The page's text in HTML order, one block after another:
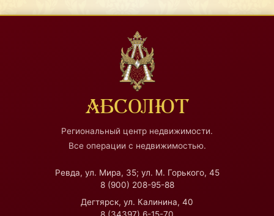
АБСОЛЮТ
Региональный центр недвижимости.
Все операции с недвижимостью.
Ревда, ул. Мира, 35; ул. М. Горького, 45
8 (900) 208-95-88
Дегтярск, ул. Калинина, 40